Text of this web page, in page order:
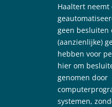
Haaltert neemt
geen besluiten
(aanzienlijke)
hebben voor
hier om
genomen door
systemen,